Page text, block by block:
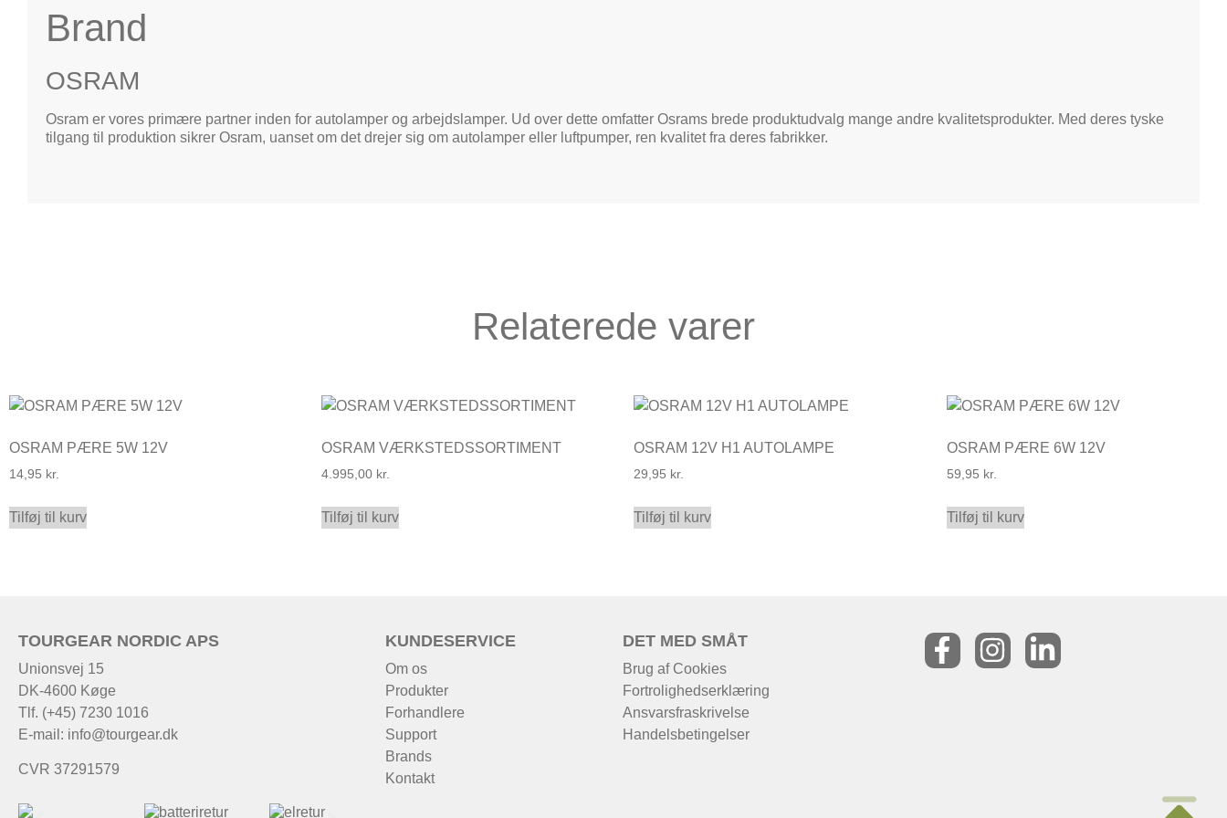
Brand
OSRAM
Osram er vores primære partner inden for autolamper og arbejdslamper. Ud over dette omfatter Osrams brede produktudvalg mange andre kvalitetsprodukter. Med deres tyske
tilgang til produktion sikrer Osram, uanset om det drejer sig om autolamper eller luftpumper, ren kvalitet fra deres fabrikker.
Relaterede varer
OSRAM PÆRE 5W 12V
14,95 kr.
Tilføj til kurv
OSRAM VÆRKSTEDSSORTIMENT
4.995,00 kr.
Tilføj til kurv
OSRAM 12V H1 AUTOLAMPE
29,95 kr.
Tilføj til kurv
OSRAM PÆRE 6W 12V
59,95 kr.
Tilføj til kurv
TOURGEAR NORDIC APS
Unionsvej 15
DK-4600 Køge
Tlf. (+45) 7230 1016
E-mail: info@tourgear.dk
CVR 37291579
KUNDESERVICE
Om os
Produkter
Forhandlere
Support
Brands
Kontakt
DET MED SMÅT
Brug af Cookies
Fortrolighedserklæring
Ansvarsfraskrivelse
Handelsbetingelser